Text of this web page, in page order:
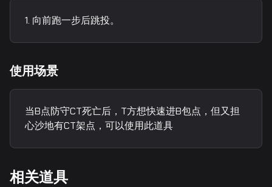
向前跑一步后跳投。
使用场景
当B点防守CT死亡后，T方想快速进B包点，但又担
心沙地有CT架点，可以使用此道具
相关道具